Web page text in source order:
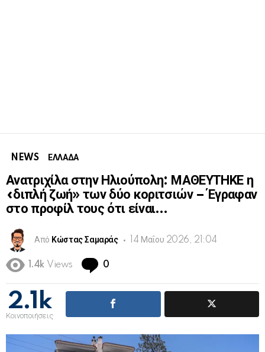
NEWS ΕΛΛΑΔΑ
Ανατριχίλα στην Ηλιούπολη: ΜΑΘΕΥΤΗΚΕ η
«διπλή ζωή» των δύο κοριτσιών – Έγραφαν
στο προφίλ τους ότι είναι…
Από Κώστας Σαμαράς 14 Μαΐου 2026, 21:04
1.4k Views 0
2.1k
Κοινοποιήσεις